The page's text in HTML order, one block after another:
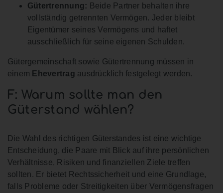
Gütertrennung: Beide Partner behalten ihre
vollständig getrennten Vermögen. Jeder bleibt
Eigentümer seines Vermögens und haftet
ausschließlich für seine eigenen Schulden.
Gütergemeinschaft sowie Gütertrennung müssen in
einem Ehevertrag ausdrücklich festgelegt werden.
F: Warum sollte man den
Güterstand wählen?
Die Wahl des richtigen Güterstandes ist eine wichtige
Entscheidung, die Paare mit Blick auf ihre persönlichen
Verhältnisse, Risiken und finanziellen Ziele treffen
sollten. Er bietet Rechtssicherheit und eine Grundlage,
falls Probleme oder Streitigkeiten über Vermögensfragen